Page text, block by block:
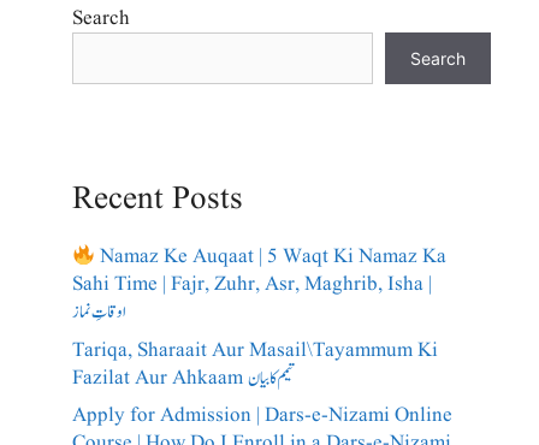
Search
Search
Recent Posts
Namaz Ke Auqaat | 5 Waqt Ki Namaz Ka
Sahi Time | Fajr, Zuhr, Asr, Maghrib, Isha |
اوقاتِ نماز
Tariqa, Sharaait Aur Masail\Tayammum Ki
Fazilat Aur Ahkaam تیمم کا بیان
Apply for Admission | Dars-e-Nizami Online